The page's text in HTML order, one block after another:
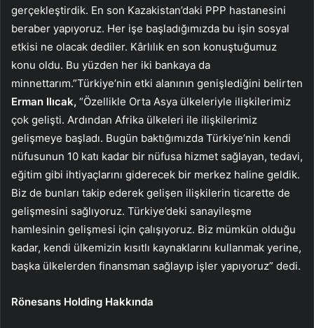
gerçekleştirdik. En son Kazakistan’daki PPP hastanesini
beraber yapıyoruz. Her işe başladığımızda bu işin sosyal
etkisi ne olacak dediler. Kârlılık en son konuştuğumuz
konu oldu. Bu yüzden her iki bankaya da
minnettarım.”Türkiye’nin etki alanının genişlediğini belirten
Erman Ilıcak, “Özellikle Orta Asya ülkeleriyle ilişkilerimiz
çok gelişti. Ardından Afrika ülkeleri ile ilişkilerimiz
gelişmeye başladı. Bugün baktığımızda Türkiye’nin kendi
nüfusunun 10 katı kadar bir nüfusa hizmet sağlayan, tedavi,
eğitim gibi ihtiyaçlarını giderecek bir merkez haline geldik.
Biz de bunları takip ederek gelişen ilişkilerin ticarette de
gelişmesini sağlıyoruz. Türkiye’deki sanayileşme
hamlesinin gelişmesi için çalışıyoruz. Biz mümkün olduğu
kadar, kendi ülkemizin kısıtlı kaynaklarını kullanmak yerine,
başka ülkelerden finansman sağlayıp işler yapıyoruz” dedi.
Rönesans Holding Hakkında